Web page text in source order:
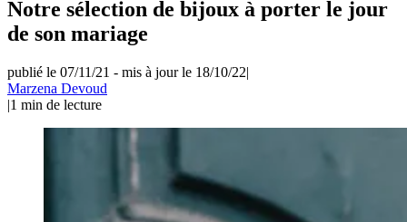
Notre sélection de bijoux à porter le jour
de son mariage
publié le 07/11/21 - mis à jour le 18/10/22|
Marzena Devoud
|1 min de lecture